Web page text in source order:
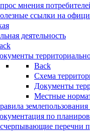
мнения
ссылки на
деятельность
Back
Схема
Документы
Местные
по
перечни